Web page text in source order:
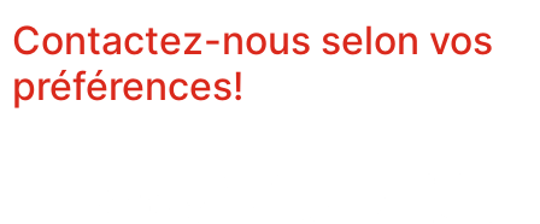
Contactez-nous selon vos
préférences!